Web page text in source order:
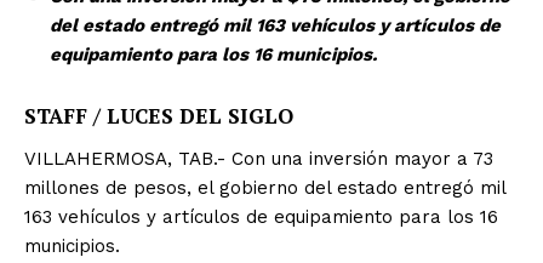
del estado entregó mil 163 vehículos y artículos de
equipamiento para los 16 municipios.
STAFF / LUCES DEL SIGLO
VILLAHERMOSA, TAB.- Con una inversión mayor a 73
millones de pesos, el gobierno del estado entregó mil
163 vehículos y artículos de equipamiento para los 16
municipios.